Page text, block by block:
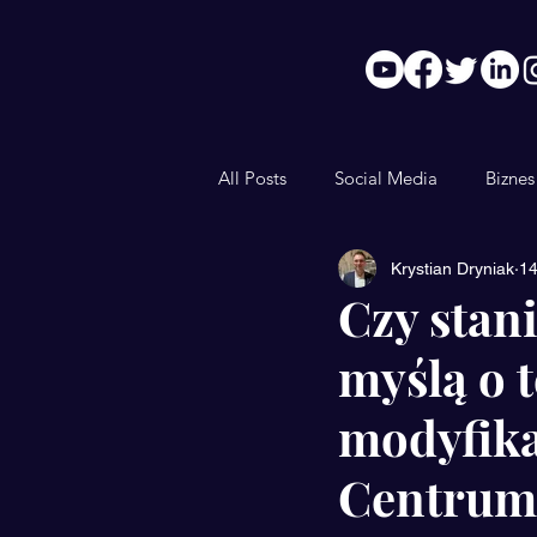
All Posts Social Media Biznes
Innowacje LinkedIn
Czy
myślą o
Krystian Dryniak